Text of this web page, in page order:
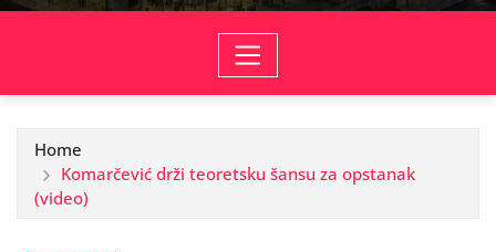
Home
Komarčević drži teoretsku šansu za opstanak
(video)